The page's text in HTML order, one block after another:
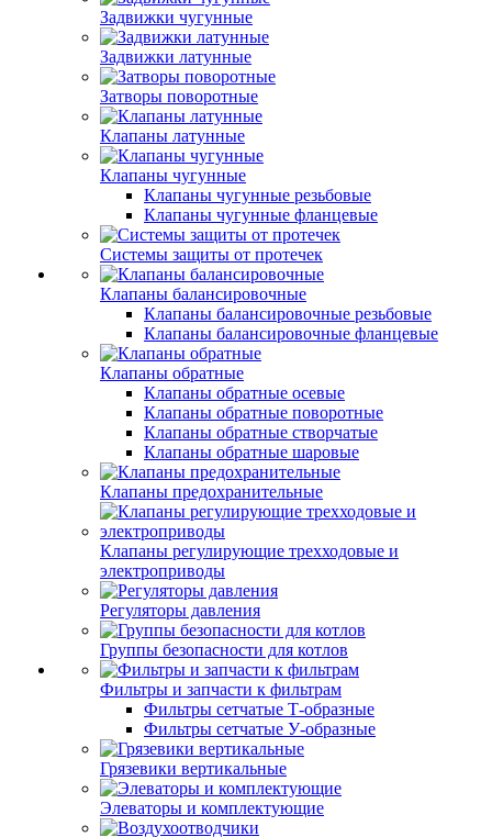
Задвижки чугунные
Задвижки латунные
Затворы поворотные
Клапаны латунные
Клапаны чугунные
Клапаны чугунные резьбовые
Клапаны чугунные фланцевые
Системы защиты от протечек
Клапаны балансировочные
Клапаны балансировочные резьбовые
Клапаны балансировочные фланцевые
Клапаны обратные
Клапаны обратные осевые
Клапаны обратные поворотные
Клапаны обратные створчатые
Клапаны обратные шаровые
Клапаны предохранительные
Клапаны регулирующие трехходовые и
электроприводы
Регуляторы давления
Группы безопасности для котлов
Фильтры и запчасти к фильтрам
Фильтры сетчатые Т-образные
Фильтры сетчатые У-образные
Грязевики вертикальные
Элеваторы и комплектующие